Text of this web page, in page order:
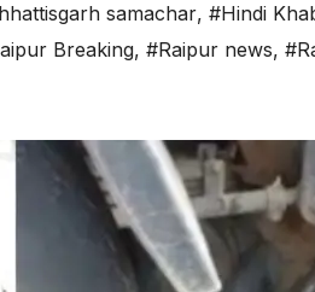
samachar, #Hindi
Breaking, #Raipur news,